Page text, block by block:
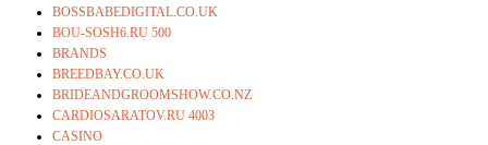
BOSSBABEDIGITAL.CO.UK
BOU-SOSH6.RU 500
BRANDS
BREEDBAY.CO.UK
BRIDEANDGROOMSHOW.CO.NZ
CARDIOSARATOV.RU 4003
CASINO